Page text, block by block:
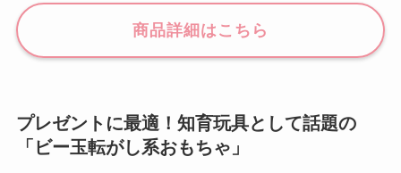
商品詳細はこちら
プレゼントに最適！知育玩具として話題の
「ビー玉転がし系おもちゃ」